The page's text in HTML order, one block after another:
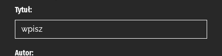
Tytuł:
Autor: